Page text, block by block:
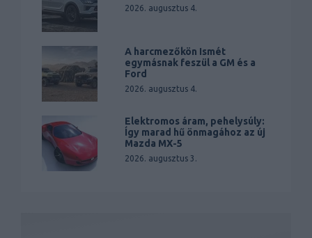
2026. augusztus 4.
A harcmezőkön Ismét
egymásnak feszül a GM és a
Ford
2026. augusztus 4.
Elektromos áram, pehelysúly:
Így marad hű önmagához az új
Mazda MX-5
2026. augusztus 3.